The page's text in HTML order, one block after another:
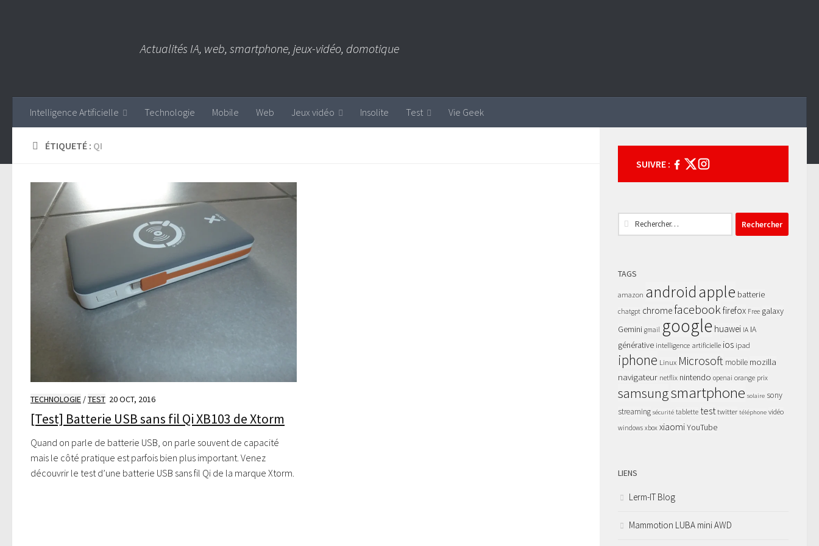
Actualités IA, web, smartphone, jeux-vidéo, domotique
Intelligence Artificielle Technologie Mobile Web Jeux vidéo Insolite Test Vie Geek
ÉTIQUETÉ : QI
TECHNOLOGIE /TEST 20 OCT, 2016
[Test] Batterie USB sans fil Qi XB103 de Xtorm
Quand on parle de batterie USB, on parle souvent de capacité
mais le côté pratique est parfois bien plus important. Venez
découvrir le test d’une batterie USB sans fil Qi de la marque Xtorm.
SUIVRE :
Rechercher :
TAGS
amazon androidapple batterie
chatgpt chromefacebookfirefox Free galaxy
Gemini gmail google huawei IA IA
générative intelligence artificielle ios ipad
iphone Linux Microsoft mobile mozilla
navigateur netflix nintendo openai orange prix
samsungsmartphone solaire sony
streaming sécurité tablette testtwitter téléphone vidéo
windows xbox xiaomiYouTube
LIENS
Lerm-IT Blog
Mammotion LUBA mini AWD